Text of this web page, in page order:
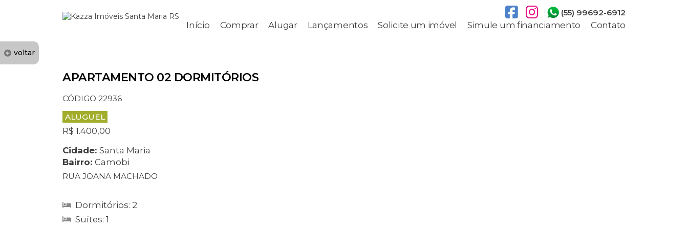
(55) 99692-6912
Início Comprar Alugar Lançamentos Solicite um imóvel Simule um financiamento Contato
voltar
APARTAMENTO 02 DORMITÓRIOS
CÓDIGO 22936
ALUGUEL
R$ 1.400,00
Cidade: Santa Maria
Bairro: Camobi
RUA JOANA MACHADO
Dormitórios: 2
Suítes: 1